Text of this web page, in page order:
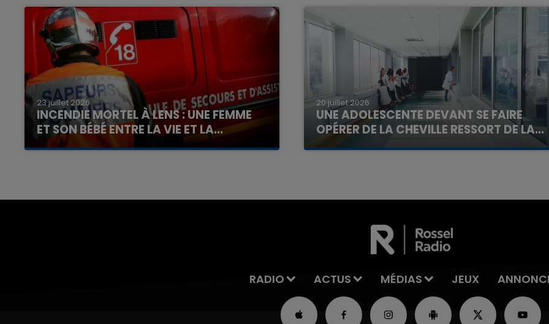
23 juillet 2026
INCENDIE MORTEL À LENS : UNE FEMME
ET SON BÉBÉ ENTRE LA VIE ET LA...
Un homme s'est immolé par le feu après avoir
20 juillet 2026
UNE ADOLESCENTE DEVANT SE FAIRE
OPÉRER DE LA CHEVILLE RESSORT DE LA...
La famille a porté plainte contre la clinique qui a
7h00 - 11h00
La Team de l'été
RADIO ACTUS MÉDIAS JEUX